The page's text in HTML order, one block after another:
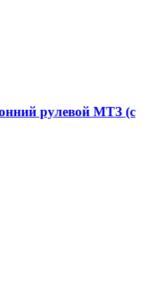
рулевой МТЗ (с